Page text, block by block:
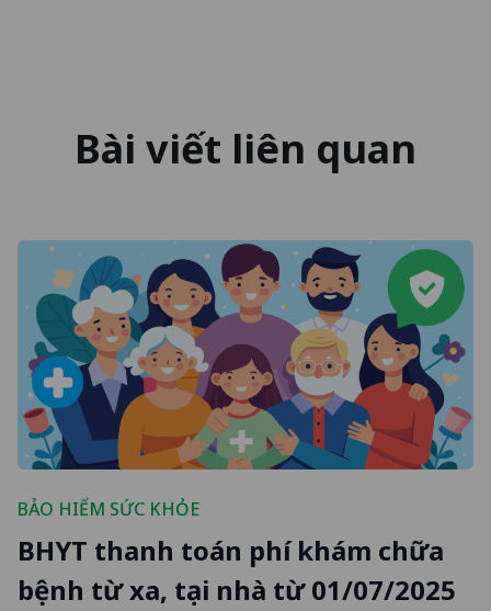
Bài viết liên quan
BẢO HIỂM SỨC KHỎE
BHYT thanh toán phí khám chữa
bệnh từ xa, tại nhà từ 01/07/2025